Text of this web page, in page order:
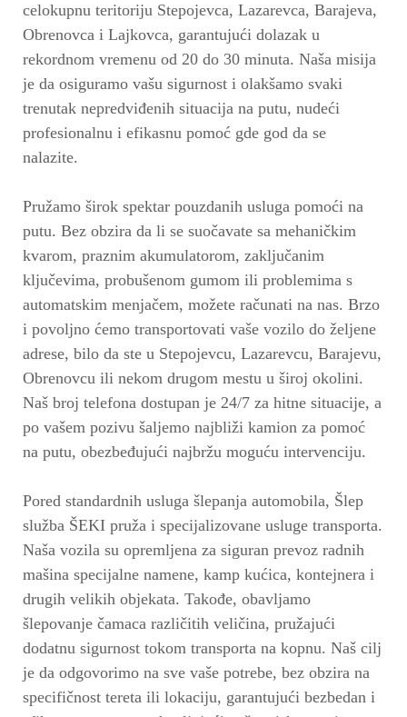
celokupnu teritoriju Stepojevca, Lazarevca, Barajeva,
Obrenovca i Lajkovca, garantujući dolazak u
rekordnom vremenu od 20 do 30 minuta. Naša misija
je da osiguramo vašu sigurnost i olakšamo svaki
trenutak nepredviđenih situacija na putu, nudeći
profesionalnu i efikasnu pomoć gde god da se
nalazite.
Pružamo širok spektar pouzdanih usluga pomoći na
putu. Bez obzira da li se suočavate sa mehaničkim
kvarom, praznim akumulatorom, zaključanim
ključevima, probušenom gumom ili problemima s
automatskim menjačem, možete računati na nas. Brzo
i povoljno ćemo transportovati vaše vozilo do željene
adrese, bilo da ste u Stepojevcu, Lazarevcu, Barajevu,
Obrenovcu ili nekom drugom mestu u široj okolini.
Naš broj telefona dostupan je 24/7 za hitne situacije, a
po vašem pozivu šaljemo najbliži kamion za pomoć
na putu, obezbeđujući najbržu moguću intervenciju.
Pored standardnih usluga šlepanja automobila, Šlep
služba ŠEKI pruža i specijalizovane usluge transporta.
Naša vozila su opremljena za siguran prevoz radnih
mašina specijalne namene, kamp kućica, kontejnera i
drugih velikih objekata. Takođe, obavljamo
šlepovanje čamaca različitih veličina, pružajući
dodatnu sigurnost tokom transporta na kopnu. Naš cilj
je da odgovorimo na sve vaše potrebe, bez obzira na
specifičnost tereta ili lokaciju, garantujući bezbedan i